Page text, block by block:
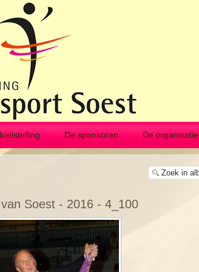
De sponsoren De organisatie
Soest - 2016 - 4_100